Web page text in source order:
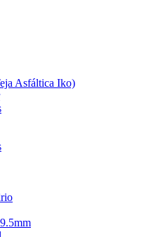
Asfáltica Iko)